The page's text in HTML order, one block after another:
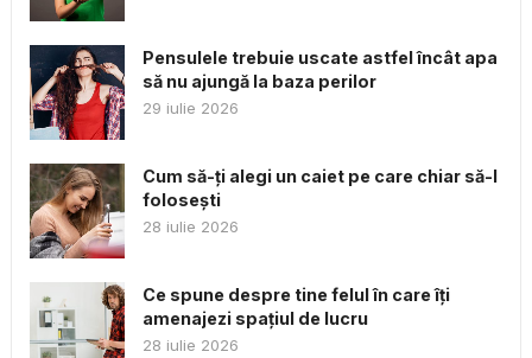
Pensulele trebuie uscate astfel încât apa
să nu ajungă la baza perilor
29 iulie 2026
Cum să-ți alegi un caiet pe care chiar să-l
folosești
28 iulie 2026
Ce spune despre tine felul în care îți
amenajezi spațiul de lucru
28 iulie 2026